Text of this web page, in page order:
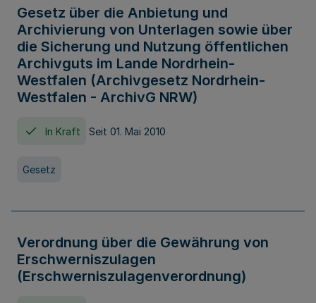
Gesetz über die Anbietung und
Archivierung von Unterlagen sowie über
die Sicherung und Nutzung öffentlichen
Archivguts im Lande Nordrhein-
Westfalen (Archivgesetz Nordrhein-
Westfalen - ArchivG NRW)
In Kraft Seit 01. Mai 2010
Gesetz
Verordnung über die Gewährung von
Erschwerniszulagen
(Erschwerniszulagenverordnung)